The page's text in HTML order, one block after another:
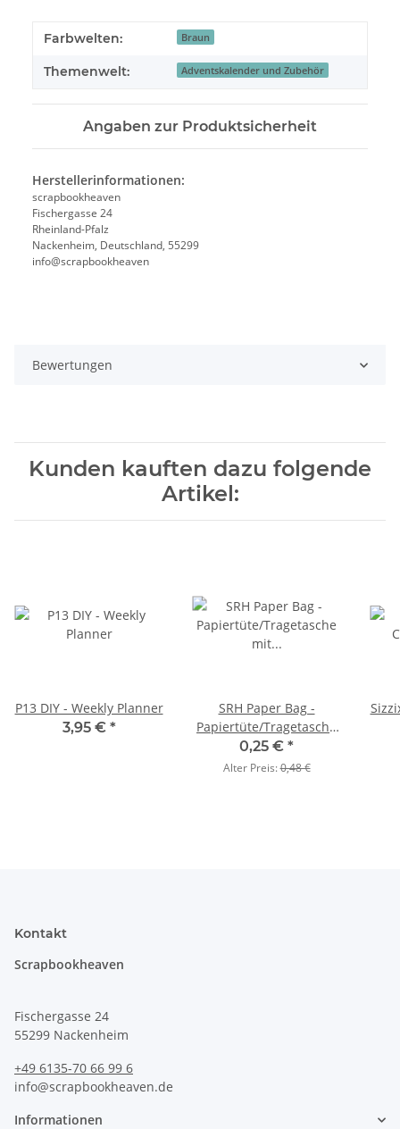
Farbwelten: Braun
Themenwelt: Adventskalender und Zubehör
Angaben zur Produktsicherheit
Herstellerinformationen:
scrapbookheaven
Fischergasse 24
Rheinland-Pfalz
Nackenheim, Deutschland, 55299
info@scrapbookheaven
Bewertungen
Kunden kauften dazu folgende
Artikel:
P13 DIY - Weekly Planner
3,95 € *
SRH Paper Bag -
Papiertüte/Tragetasche
mit Kordelgriff 11x16.5
cm
0,25 € *
Alter Preis:0,48 €
Kontakt
Scrapbookheaven
Fischergasse 24
55299 Nackenheim
+49 6135-70 66 99 6
info@scrapbookheaven.de
Informationen